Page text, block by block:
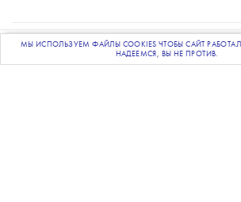
ПОДПИСЫВАЙТЕСЬНА НАШУ
О ПРОЕКТЕ
МЫ ИСПОЛЬЗУЕМ ФАЙЛЫ COOKIES ЧТОБЫ САЙТ
НАДЕЕМСЯ, ВЫ НЕ ПРОТИВ.